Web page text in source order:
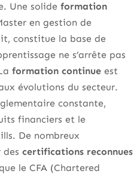
Une solide formation
en gestion de
constitue la base de
ne s’arrête pas
formation continue est
évolutions du secteur.
constante,
financiers et le
De nombreux
certifications reconnues
le CFA (Chartered